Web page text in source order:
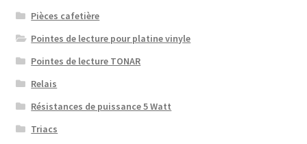
Pièces cafetière
Pointes de lecture pour platine vinyle
Pointes de lecture TONAR
Relais
Résistances de puissance 5 Watt
Triacs